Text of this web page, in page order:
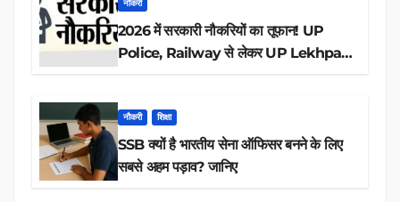
नौकरी
2026 में सरकारी नौकरियों का तूफान! UP
Police, Railway से लेकर UP Lekhpal
नौकरी शिक्षा
SSB क्यों है भारतीय सेना ऑफिसर बनने के लिए
सबसे अहम पड़ाव? जानिए